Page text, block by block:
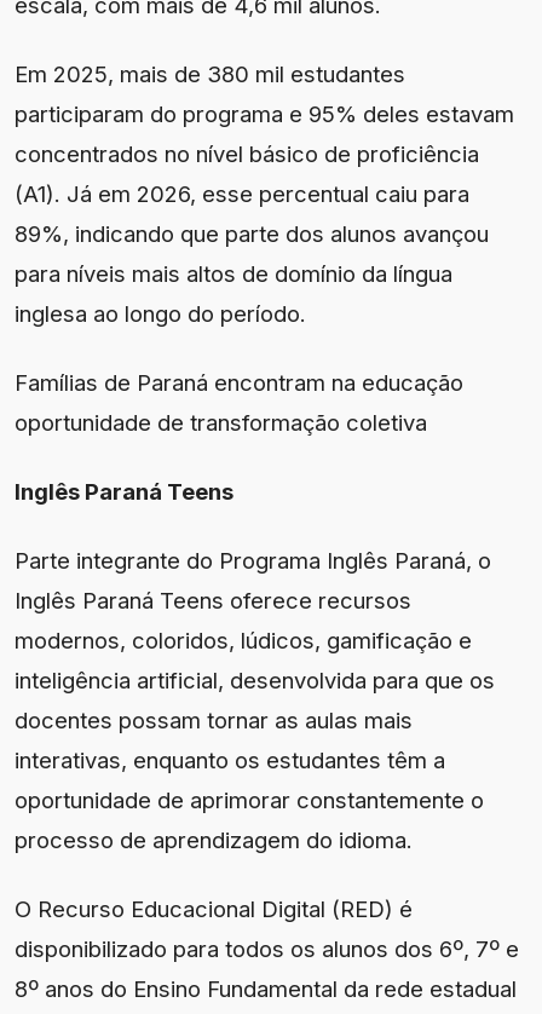
Em 2025, mais de 380 mil estudantes
participaram do programa e 95% deles estavam
concentrados no nível básico de proficiência
(A1). Já em 2026, esse percentual caiu para
89%, indicando que parte dos alunos avançou
para níveis mais altos de domínio da língua
inglesa ao longo do período.
Famílias de Paraná encontram na educação
oportunidade de transformação coletiva
Inglês Paraná Teens
Parte integrante do Programa Inglês Paraná, o
Inglês Paraná Teens oferece recursos
modernos, coloridos, lúdicos, gamificação e
inteligência artificial, desenvolvida para que os
docentes possam tornar as aulas mais
interativas, enquanto os estudantes têm a
oportunidade de aprimorar constantemente o
processo de aprendizagem do idioma.
O Recurso Educacional Digital (RED) é
disponibilizado para todos os alunos dos 6º, 7º e
8º anos do Ensino Fundamental da rede estadual